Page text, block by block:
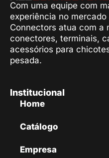
Com uma equipe com
experiência no
Connectors atua com a
conectores, terminais,
acessórios para
pesada.
Institucional
Home
Catálogo
Empresa